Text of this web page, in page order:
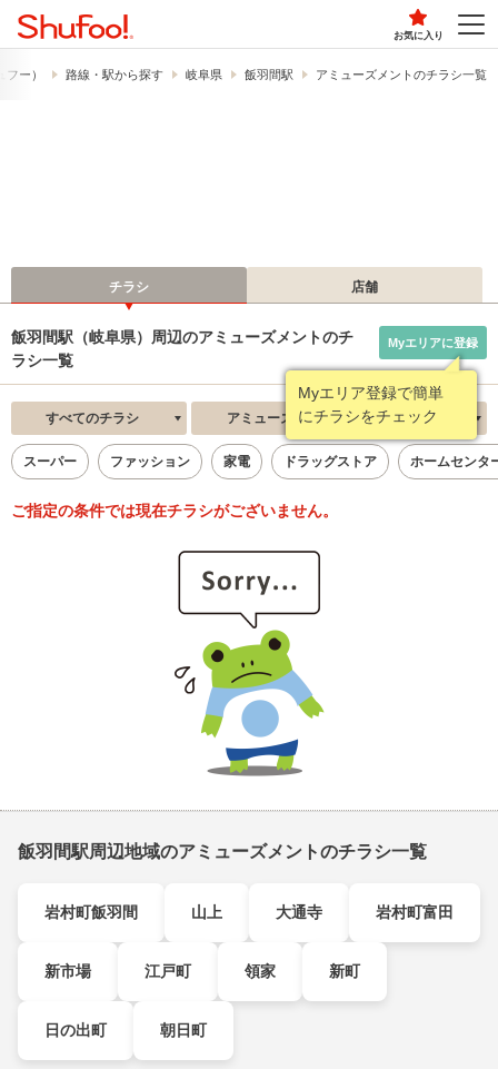
お気に入り
ー） 路線・駅から探す 岐阜県 飯羽間駅 アミューズメントのチラシ一覧
チラシ 店舗
飯羽間駅（岐阜県）周辺のアミューズメントのチ
ラシ一覧
Myエリア登録で簡単
にチラシをチェック
Myエリアに登録
すべてのチラシ アミューズメント 新着順
スーパー ファッション 家電 ドラッグストア ホームセンタ
ご指定の条件では現在チラシがございません。
飯羽間駅周辺地域のアミューズメントのチラシ一覧
岩村町飯羽間 山上 大通寺 岩村町富田
新市場 江戸町 領家 新町
日の出町 朝日町